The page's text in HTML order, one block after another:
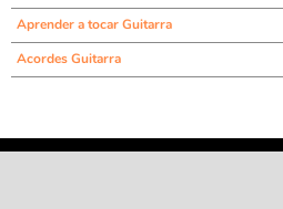
Aprender a tocar Guitarra
Acordes Guitarra